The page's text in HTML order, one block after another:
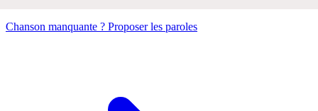
Chanson manquante ? Proposer les paroles